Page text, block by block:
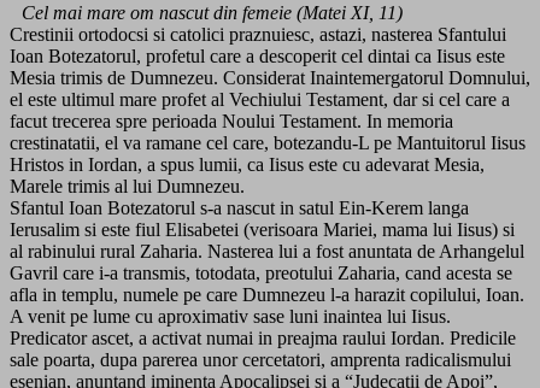
Cel mai mare om nascut din femeie (Matei XI, 11)
Crestinii ortodocsi si catolici praznuiesc, astazi, nasterea Sfantului
Ioan Botezatorul, profetul care a descoperit cel dintai ca Iisus este
Mesia trimis de Dumnezeu. Considerat Inaintemergatorul Domnului,
el este ultimul mare profet al Vechiului Testament, dar si cel care a
facut trecerea spre perioada Noului Testament. In memoria
crestinatatii, el va ramane cel care, botezandu-L pe Mantuitorul Iisus
Hristos in Iordan, a spus lumii, ca Iisus este cu adevarat Mesia,
Marele trimis al lui Dumnezeu.
Sfantul Ioan Botezatorul s-a nascut in satul Ein-Kerem langa
Ierusalim si este fiul Elisabetei (verisoara Mariei, mama lui Iisus) si
al rabinului rural Zaharia. Nasterea lui a fost anuntata de Arhangelul
Gavril care i-a transmis, totodata, preotului Zaharia, cand acesta se
afla in templu, numele pe care Dumnezeu l-a harazit copilului, Ioan.
A venit pe lume cu aproximativ sase luni inaintea lui Iisus.
Predicator ascet, a activat numai in preajma raului Iordan. Predicile
sale poarta, dupa parerea unor cercetatori, amprenta radicalismului
esenian, anuntand iminenta Apocalipsei si a “Judecatii de Apoi”,